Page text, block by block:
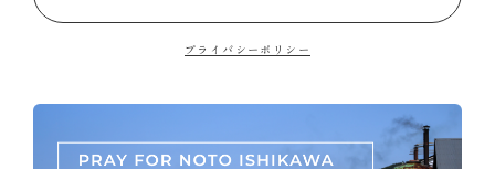
プライバシーポリシー